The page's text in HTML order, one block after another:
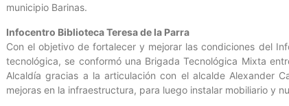
municipio Barinas.
Infocentro Biblioteca Teresa de la Parra
Con el objetivo de fortalecer y mejorar las condiciones del
tecnológica, se conformó una Brigada Tecnológica Mixta
Alcaldía gracias a la articulación con el alcalde Alexander
mejoras en la infraestructura, para luego instalar mobiliario y